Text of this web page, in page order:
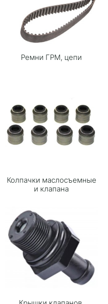
Ремни ГРМ, цепи
Колпачки маслосъемные
и клапана